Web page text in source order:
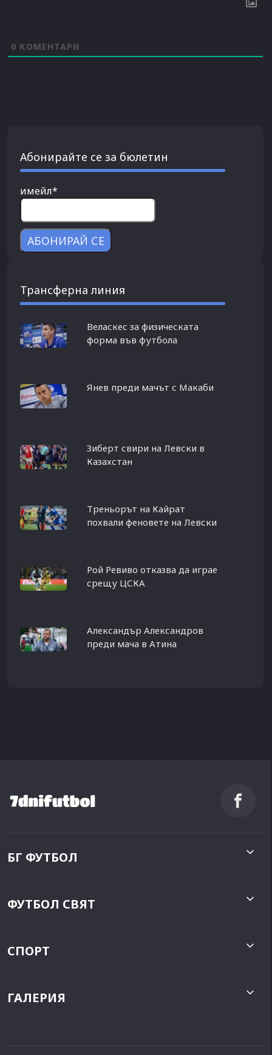
0 КОМЕНТАРИ
Абонирайте се за бюлетин
имейл*
Трансферна линия
Веласкес за физическата
форма във футбола
Янев преди мачът с Макаби
Зиберт свири на Левски в
Казахстан
Треньорът на Кайрат
похвали феновете на Левски
Рой Ревиво отказва да играе
срещу ЦСКА
Александър Александров
преди мача в Атина
БГ ФУТБОЛ
ФУТБОЛ СВЯТ
СПОРТ
ГАЛЕРИЯ